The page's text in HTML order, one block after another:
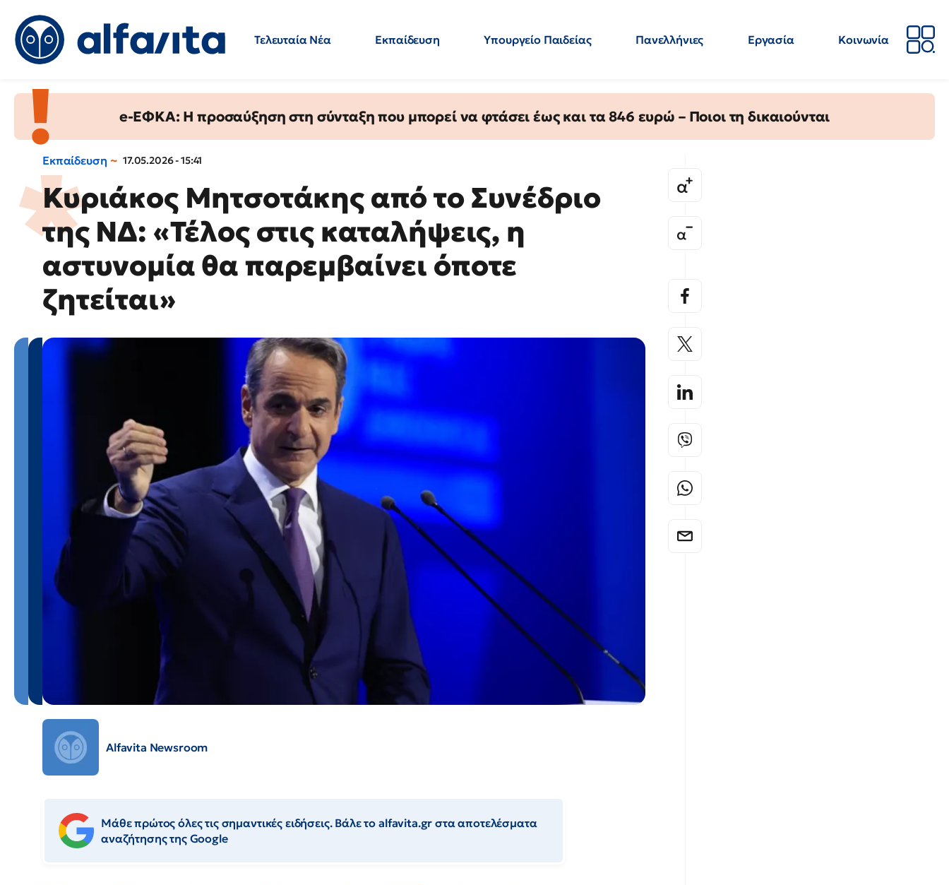
Τελευταία Νέα Εκπαίδευση Υπουργείο Παιδείας Πανελλήνιες Εργασία
Κοινωνία
e-ΕΦΚΑ: Η προσαύξηση στη σύνταξη που μπορεί να φτάσει έως και τα 846 ευρώ – Ποιοι τη δικαιούνται
Εκπαίδευση 17.05.2026 - 15:41
Κυριάκος Μητσοτάκης από το Συνέδριο
της ΝΔ: «Τέλος στις καταλήψεις, η
αστυνομία θα παρεμβαίνει όποτε
ζητείται»
Alfavita Newsroom
Μάθε πρώτος όλες τις σημαντικές ειδήσεις. Βάλε το alfavita.gr στα αποτελέσματα
αναζήτησης της Google